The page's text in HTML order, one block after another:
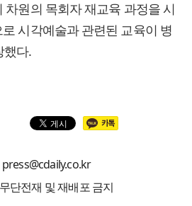
차원의 목회자 재교육 과정을 시
시각예술과 관련된 교육이 병
했다.
단전재 및 재배포 금지